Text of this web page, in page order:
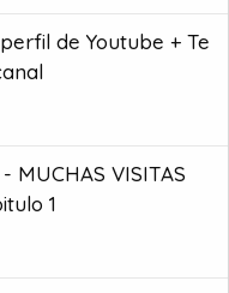
de Youtube + Te
MUCHAS VISITAS
1